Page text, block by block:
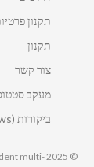
תקנון
תקנון
צור קשר
מעקב
ביקורות MallShoes (Reviews)
multi-